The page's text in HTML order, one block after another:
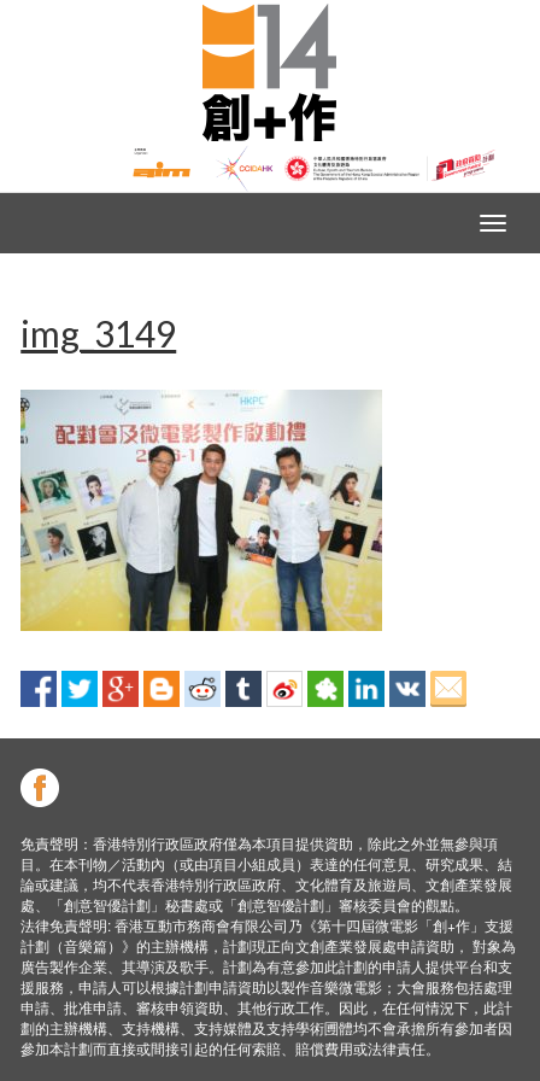
img_3149
免責聲明：香港特別行政區政府僅為本項目提供資助，除此之外並無參與項
目。在本刊物／活動內（或由項目小組成員）表達的任何意見、研究成果、結
論或建議，均不代表香港特別行政區政府、文化體育及旅遊局、文創產業發展
處、「創意智優計劃」秘書處或「創意智優計劃」審核委員會的觀點。
法律免責聲明: 香港互動市務商會有限公司乃《第十四屆微電影「創+作」支援
計劃（音樂篇）》的主辦機構，計劃現正向文創產業發展處申請資助， 對象為
廣告製作企業、其導演及歌手。計劃為有意參加此計劃的申請人提供平台和支
援服務，申請人可以根據計劃申請資助以製作音樂微電影；大會服務包括處理
申請、批准申請、審核申領資助、其他行政工作。因此，在任何情況下，此計
劃的主辦機構、支持機構、支持媒體及支持學術圑體均不會承擔所有參加者因
參加本計劃而直接或間接引起的任何索賠、賠償費用或法律責任。